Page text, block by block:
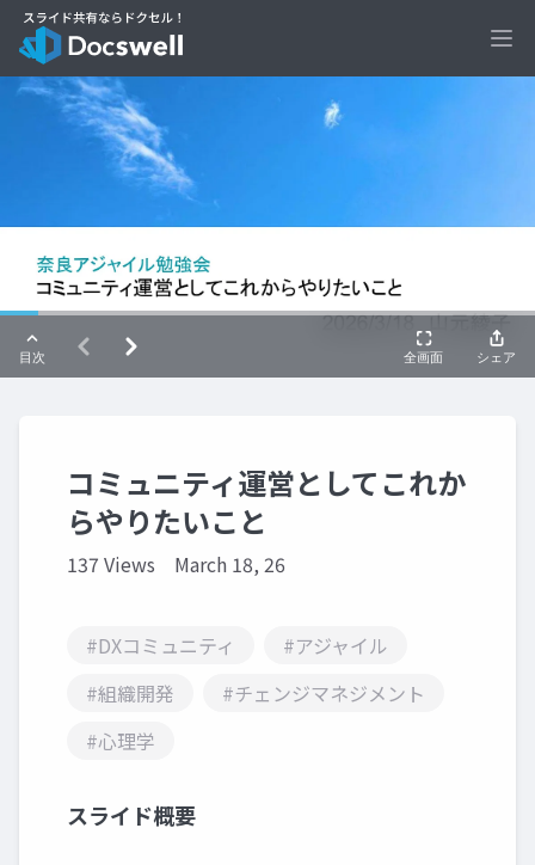
コミュニティ運営としてこれか
らやりたいこと
137 Views March 18, 26
#DXコミュニティ
#アジャイル
#組織開発
#チェンジマネジメント
#心理学
スライド概要